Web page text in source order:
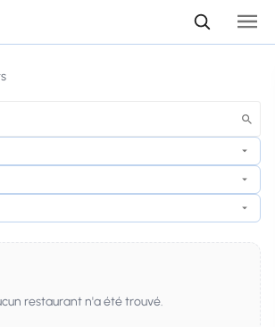
restaurant n'a été trouvé.